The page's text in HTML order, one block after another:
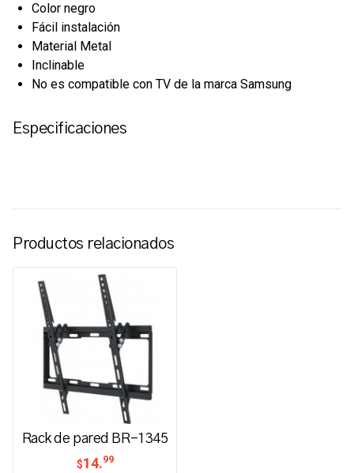
Color negro
Fácil instalación
Material Metal
Inclinable
No es compatible con TV de la marca Samsung
Especificaciones
Productos relacionados
Rack de pared BR-1345
$14.99